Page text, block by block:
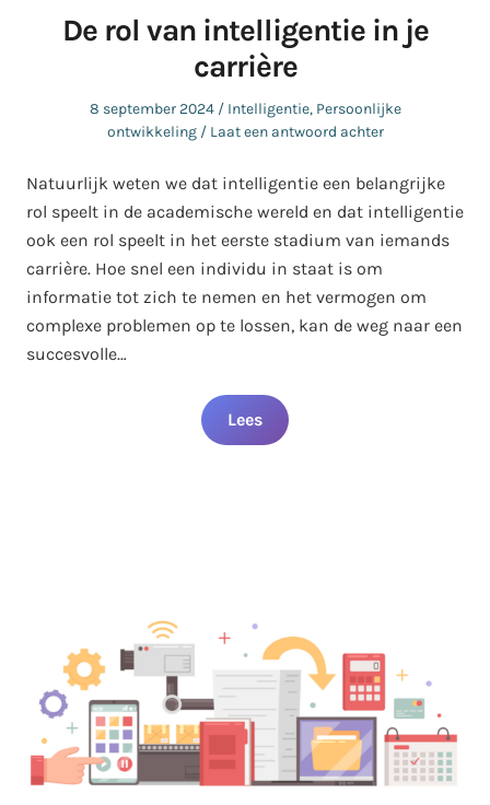
De rol van intelligentie in je
carrière
Geplaatst
8 september 2024
Geplaatst
in
Intelligentie, Persoonlijke
ontwikkeling
Laat een antwoord achter
Natuurlijk weten we dat intelligentie een belangrijke
rol speelt in de academische wereld en dat intelligentie
ook een rol speelt in het eerste stadium van iemands
carrière. Hoe snel een individu in staat is om
informatie tot zich te nemen en het vermogen om
complexe problemen op te lossen, kan de weg naar een
succesvolle…
Lees